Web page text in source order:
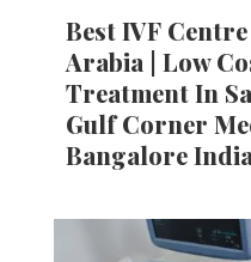
Best IVF
Arabia | Low
Treatment In
Gulf Corner
Bangalore India